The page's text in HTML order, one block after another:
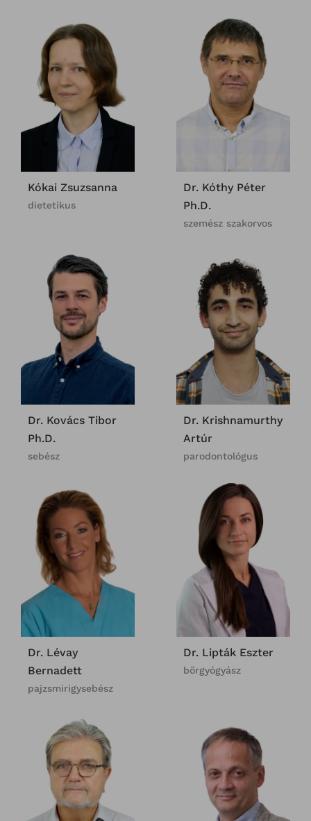
Kókai Zsuzsanna
dietetikus
Dr. Kóthy Péter
Ph.D.
szemész szakorvos
Dr. Kovács Tibor
Ph.D.
sebész
Dr. Krishnamurthy
Artúr
parodontológus
Dr. Lévay
Bernadett
pajzsmirigysebész
Dr. Lipták Eszter
bőrgyógyász